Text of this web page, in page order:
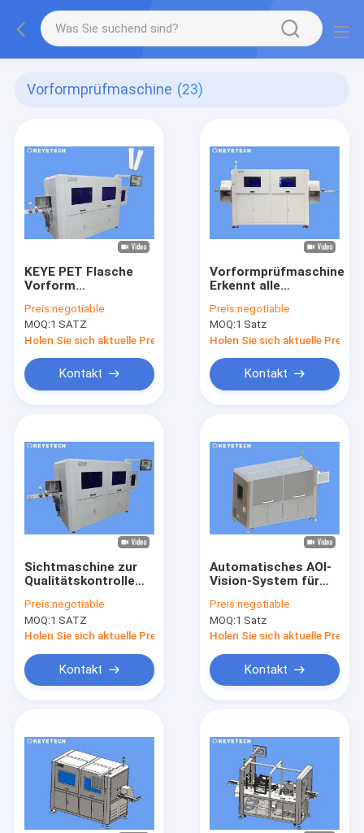
Vorformprüfmaschine (23)
KEYE PET Flasche
Vorform
Sortiermaschine für
die
Qualitätssicherung
Preis:negotiable
MOQ:1 SATZ
Holen Sie sich aktuelle Preis
Kontakt
Vorformprüfmaschine
Erkennt alle
mit Handling System
Preis:negotiable
MOQ:1 Satz
Holen Sie sich aktuelle Preis
Kontakt
Sichtmaschine zur
Qualitätskontrolle
Preis:negotiable
MOQ:1 SATZ
Holen Sie sich aktuelle Preis
Kontakt
Automatisches AOI-
Vision-System für
und -Sortierung
Preis:negotiable
MOQ:1 Satz
Holen Sie sich aktuelle Preis
Kontakt